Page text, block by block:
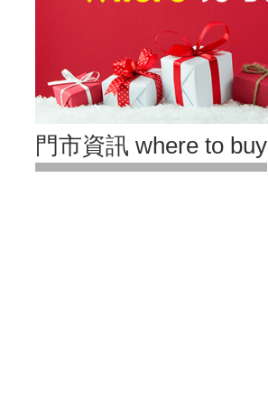
門市資訊 where to buy